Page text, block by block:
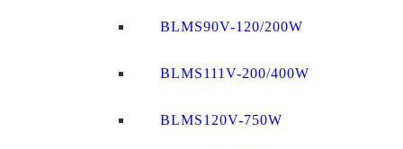
BLMS90V-120/200W
BLMS111V-200/400W
BLMS120V-750W